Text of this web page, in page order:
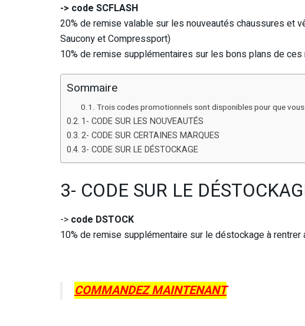
-> code SCFLASH
20% de remise valable sur les nouveautés chaussures et
Saucony et Compressport)
10% de remise supplémentaires sur les bons plans de ces
Sommaire
Trois codes promotionnels sont disponibles pour que
1- CODE SUR LES NOUVEAUTÉS
2- CODE SUR CERTAINES MARQUES
3- CODE SUR LE DÉSTOCKAGE
3- CODE SUR LE
-> code DSTOCK
10% de remise supplémentaire sur le déstockage à rentrer
COMMANDEZ MAINTENANT